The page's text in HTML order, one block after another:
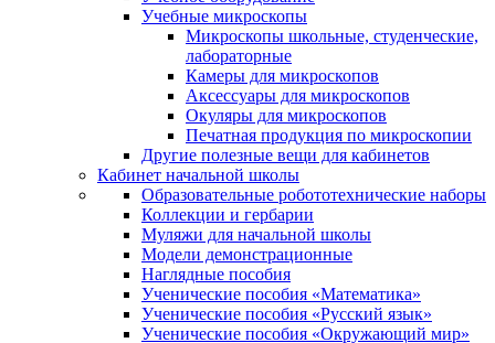
Учебные микроскопы
Микроскопы школьные, студенческие,
лабораторные
Камеры для микроскопов
Аксессуары для микроскопов
Окуляры для микроскопов
Печатная продукция по микроскопии
Другие полезные вещи для кабинетов
Кабинет начальной школы
Образовательные робототехнические наборы
Коллекции и гербарии
Муляжи для начальной школы
Модели демонстрационные
Наглядные пособия
Ученические пособия «Математика»
Ученические пособия «Русский язык»
Ученические пособия «Окружающий мир»